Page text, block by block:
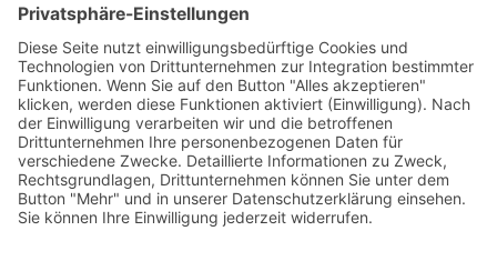
Kontakt
02831 91304-0
info@geldern-bau.de
Glockengasse 5
47608 Geldern